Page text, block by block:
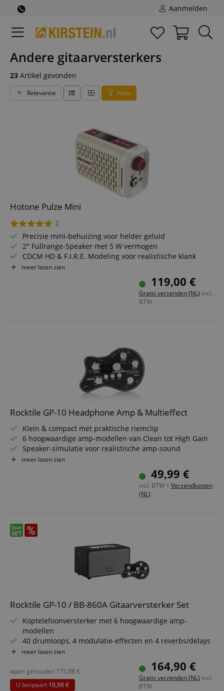
Aanmelden
Andere gitaarversterkers
23 Artikel gevonden
Relevantie Filter
Hotone Pulze Mini
2
Precisie mini-behuizing voor helder geluid
2" Fullrange-Speaker met 5 W vermogen
CDCM HD & F.I.R.E. Modeling voor realistische klank
24-bit / 48 kHz DSP voor de beste audiokwaliteit
Geoptimaliseerde audiomodi voor muziek
Bluetooth voor bediening & weergave
meer laten zien
119,00 €
Gratis verzenden (NL) incl.
BTW
Rocktile GP-10 Headphone Amp & Multieffect
Klein & compact met praktische riemclip
6 hoogwaardige amp-modellen van Clean tot High Gain
Speaker-simulatie voor realistische amp-sound
40 Drum Loops met variabel tempo
Multieffect met 4 modulatie-effecten en 4 reverbs/delays
meer laten zien
49,99 €
incl. BTW + Verzendkosten
(NL)
Rocktile GP-10 / BB-860A Gitaarversterker Set
Koptelefoonversterker met 6 hoogwaardige amp-
modellen
40 drumloops, 4 modulatie-effecten en 4 reverbs/delays
Premium Bluetooth speaker met behuizing in lederlook
6000 mAh accu met meer dan 10 uur speeltijd
4" fullrange speaker voor diepe bassen
Inclusief aux-kabel
meer laten zien
164,90 €
Gratis verzenden (NL) incl.
BTW
apart gehouden 175,88 €
U bespaart 10,98 €